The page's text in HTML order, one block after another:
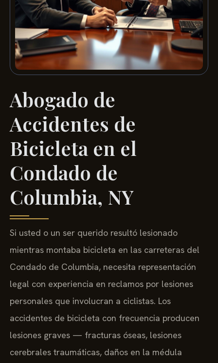
Abogado de
Accidentes de
Bicicleta en el
Condado de
Columbia, NY
Si usted o un ser querido resultó lesionado
mientras montaba bicicleta en las carreteras del
Condado de Columbia, necesita representación
legal con experiencia en reclamos por lesiones
personales que involucran a ciclistas. Los
accidentes de bicicleta con frecuencia producen
lesiones graves — fracturas óseas, lesiones
cerebrales traumáticas, daños en la médula